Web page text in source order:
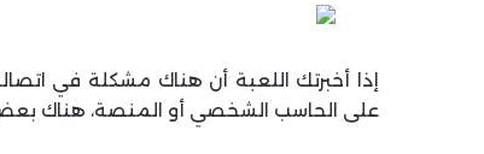
إذا أخبرتك اللعبة أن هناك مشكلة في
على الحاسب الشخصي أو المنصة، هناك